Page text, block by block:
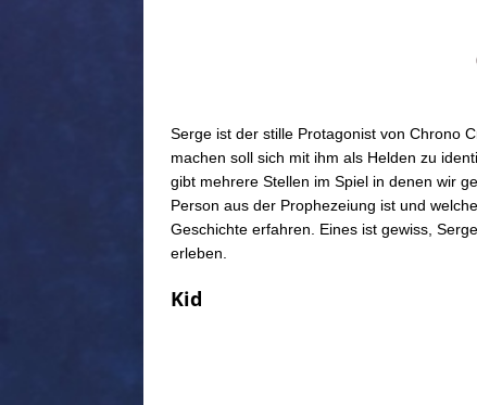
Serge ist der stille Protagonist von Chrono
machen soll sich mit ihm als Helden zu
gibt mehrere Stellen im Spiel in denen wir
Person aus der Prophezeiung ist und
Geschichte erfahren. Eines ist gewiss,
erleben.
Kid